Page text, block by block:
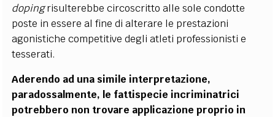
dopingrisulterebbe circoscritto alle sole condotte
poste in essere al fine di alterare le prestazioni
agonistiche competitive degli atleti professionisti e
tesserati.
Aderendo ad una simile interpretazione,
paradossalmente, le fattispecie incriminatrici
potrebbero non trovare applicazione proprio in